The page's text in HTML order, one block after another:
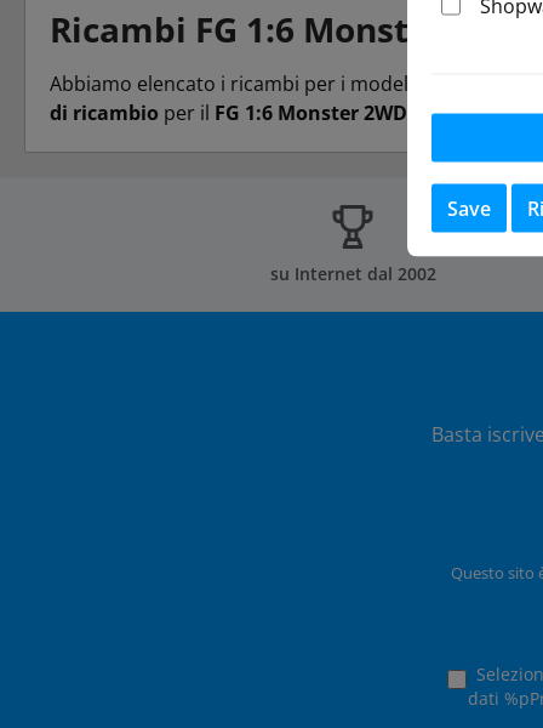
Ricambi FG 1:6 Monster 2WD
Abbiamo elencato i ricambi per i modelli
di ricambio per il FG 1:6 Monster 2WD , contattateci
su Internet dal 2002
Basta
Questo sito
dati
Save